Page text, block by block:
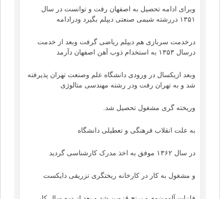
وبرای ادامه تحصیل به اصفهان رفت و توانست در سال
۱۳۵۱ دررشته شیمی صنعتی دیپلم بگیرد ودرادامه
درخدمت سربازی هم دیپلم ریاضی گرفت وبعد از خدمت
درسال ۱۳۵۳ به استخدام ذوب آهن اصفهان دآرمد
وبعد ازیکسال در ورودی دانشگاه علم وصنعت تهران پذیرفته
شد و به تهران رفت ودر رشته مهندسی متالوژی
وریخته گری مشغول تحصیل شد.
به علت انقلاب فرهنگی و تعطیلی دانشگاه
در سال ۱۳۶۲ موفق به اخذ مدرک کارشناسی گردید
و مشغول به کار در کارخانه ریختگری تزریقی دایکست